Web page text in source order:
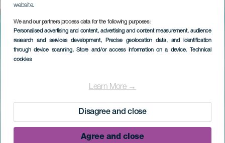
website.
We and our partners process data for the following purposes:
Personalised advertising and content, advertising and content measurement, audience
research and services development, Precise geolocation data, and identification
through device scanning, Store and/or access information on a device, Technical
cookies
Learn More →
Disagree and close
Agree and close